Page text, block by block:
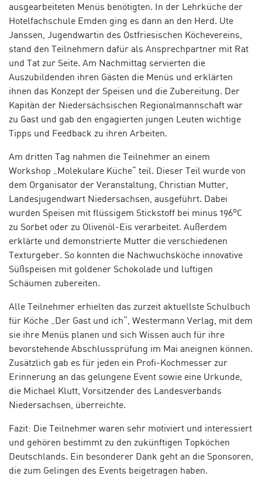
ausgearbeiteten Menüs benötigten. In der Lehrküche der
Hotelfachschule Emden ging es dann an den Herd. Ute
Janssen, Jugendwartin des Ostfriesischen Köchevereins,
stand den Teilnehmern dafür als Ansprechpartner mit Rat
und Tat zur Seite. Am Nachmittag servierten die
Auszubildenden ihren Gästen die Menüs und erklärten
ihnen das Konzept der Speisen und die Zubereitung. Der
Kapitän der Niedersächsischen Regionalmannschaft war
zu Gast und gab den engagierten jungen Leuten wichtige
Tipps und Feedback zu ihren Arbeiten.
Am dritten Tag nahmen die Teilnehmer an einem
Workshop „Molekulare Küche“ teil. Dieser Teil wurde von
dem Organisator der Veranstaltung, Christian Mutter,
Landesjugendwart Niedersachsen, ausgeführt. Dabei
wurden Speisen mit flüssigem Stickstoff bei minus 196°C
zu Sorbet oder zu Olivenöl-Eis verarbeitet. Außerdem
erklärte und demonstrierte Mutter die verschiedenen
Texturgeber. So konnten die Nachwuchsköche innovative
Süßspeisen mit goldener Schokolade und luftigen
Schäumen zubereiten.
Alle Teilnehmer erhielten das zurzeit aktuellste Schulbuch
für Köche „Der Gast und ich“, Westermann Verlag, mit dem
sie ihre Menüs planen und sich Wissen auch für ihre
bevorstehende Abschlussprüfung im Mai aneignen können.
Zusätzlich gab es für jeden ein Profi-Kochmesser zur
Erinnerung an das gelungene Event sowie eine Urkunde,
die Michael Klutt, Vorsitzender des Landesverbands
Niedersachsen, überreichte.
Fazit: Die Teilnehmer waren sehr motiviert und interessiert
und gehören bestimmt zu den zukünftigen Topköchen
Deutschlands. Ein besonderer Dank geht an die Sponsoren,
die zum Gelingen des Events beigetragen haben.